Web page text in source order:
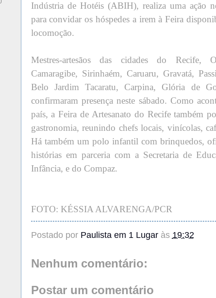
Indústria de Hotéis (ABIH), realiza uma ação
para convidar os hóspedes a irem à Feira
locomoção.
Mestres-artesãos das cidades do Recife,
Camaragibe, Sirinhaém, Caruaru, Gravatá,
Belo Jardim Tacaratu, Carpina, Glória de
confirmaram presença neste sábado. Como
país, a Feira de Artesanato do Recife também
gastronomia, reunindo chefs locais, vinícolas,
Há também um polo infantil com brinquedos,
histórias em parceria com a Secretaria de
Infância, e do Compaz.
FOTO: KÉSSIA ALVARENGA/PCR
Postado por Paulista em 1 Lugar às 19:32
Nenhum comentário:
Postar um comentário